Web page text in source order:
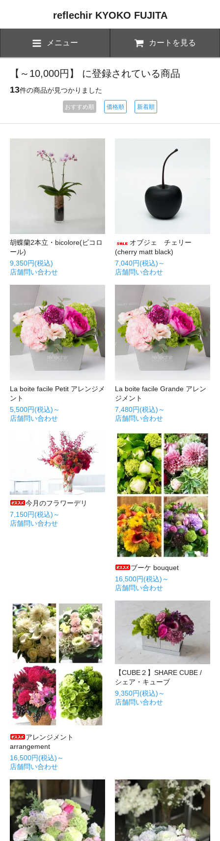
reflechir KYOKO FUJITA
メニュー カートを見る
【～10,000円】 に登録されている商品
13件の商品が見つかりました
おすすめ順 価格順 新着順
胡蝶蘭2本立・bicolore(ビコロ
ール)
9,350円(税込)
店舗問い合わせ
オブジェ チェリー
(cherry matt black)
7,040円(税込)～
店舗問い合わせ
La boite facile Petit アレンジメ
ント
5,500円(税込)～
店舗問い合わせ
La boite facile Grande アレン
ジメント
7,480円(税込)～
店舗問い合わせ
今月のフラワーデリ
7,150円(税込)～
店舗問い合わせ
ブーケ bouquet
16,500円(税込)～
店舗問い合わせ
アレンジメント
arrangement
16,500円(税込)～
店舗問い合わせ
【CUBE２】SHARE CUBE /
シェア・キューブ
9,350円(税込)～
店舗問い合わせ